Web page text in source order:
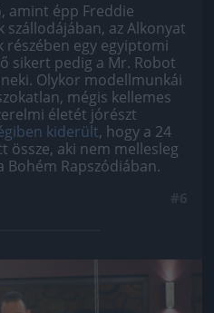
amint épp Freddie
szállodájában, az Alkonyat
részében egy egyiptomi
sikert pedig a Mr. Robot
Olykor modellmunkái
mégis kellemes
életét jórészt
kiderült, hogy a 24
össze, aki nem mellesleg
Rapszódiában.